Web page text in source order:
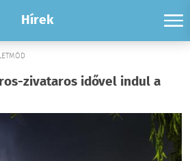
Hírek
zivataros idővel indul a